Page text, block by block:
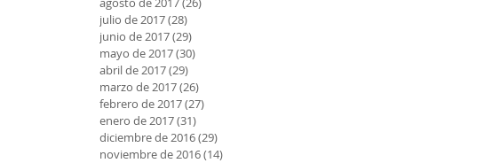
julio de 2017(28)
junio de 2017(29)
mayo de 2017(30)
abril de 2017(29)
marzo de 2017(26)
febrero de 2017(27)
enero de 2017(31)
diciembre de 2016(29)
noviembre de 2016(14)